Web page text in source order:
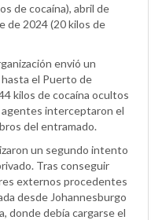
de cocaína), abril de
de 2024 (20 kilos de
envió un
el Puerto de
kilos de cocaína ocultos
interceptaron el
del entramado.
un segundo intento
Tras conseguir
externos procedentes
desde Johannesburgo
donde debía cargarse el